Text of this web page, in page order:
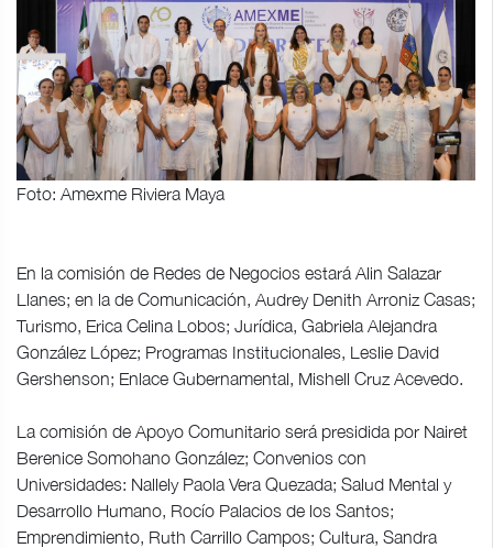
Foto: Amexme Riviera Maya
En la comisión de Redes de Negocios estará Alin Salazar
Llanes; en la de Comunicación, Audrey Denith Arroniz Casas;
Turismo, Erica Celina Lobos; Jurídica, Gabriela Alejandra
González López; Programas Institucionales, Leslie David
Gershenson; Enlace Gubernamental, Mishell Cruz Acevedo.
La comisión de Apoyo Comunitario será presidida por Nairet
Berenice Somohano González; Convenios con
Universidades: Nallely Paola Vera Quezada; Salud Mental y
Desarrollo Humano, Rocío Palacios de los Santos;
Emprendimiento, Ruth Carrillo Campos; Cultura, Sandra